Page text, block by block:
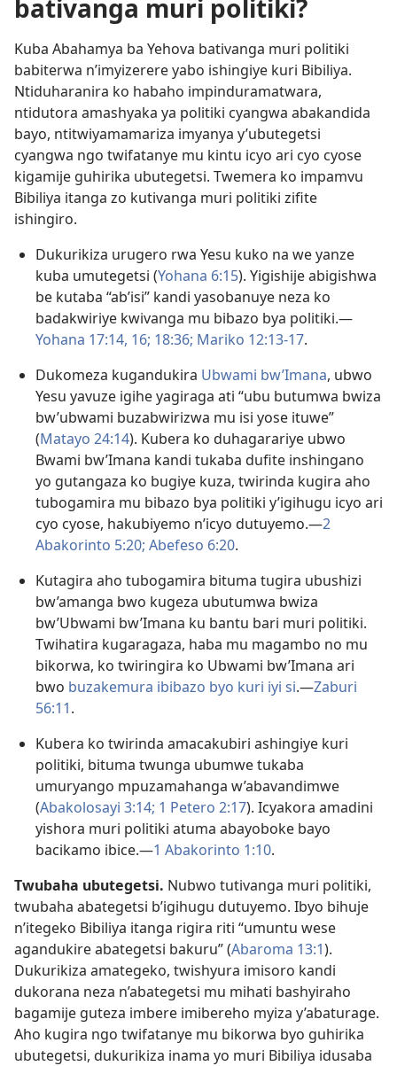
bativanga muri politiki?
Kuba Abahamya ba Yehova bativanga muri politiki
babiterwa n’imyizerere yabo ishingiye kuri Bibiliya.
Ntiduharanira ko habaho impinduramatwara,
ntidutora amashyaka ya politiki cyangwa abakandida
bayo, ntitwiyamamariza imyanya y’ubutegetsi
cyangwa ngo twifatanye mu kintu icyo ari cyo cyose
kigamije guhirika ubutegetsi. Twemera ko impamvu
Bibiliya itanga zo kutivanga muri politiki zifite
ishingiro.
Dukurikiza urugero rwa Yesu kuko na we yanze
kuba umutegetsi (Yohana 6:​15). Yigishije abigishwa
be kutaba “ab’isi” kandi yasobanuye neza ko
badakwiriye kwivanga mu bibazo bya politiki.​—
Yohana 17:14, 16; 18:36; Mariko 12:13-17.
Dukomeza kugandukira Ubwami bw’Imana, ubwo
Yesu yavuze igihe yagiraga ati “ubu butumwa bwiza
bw’ubwami buzabwirizwa mu isi yose ituwe”
(Matayo 24:14). Kubera ko duhagarariye ubwo
Bwami bw’Imana kandi tukaba dufite inshingano
yo gutangaza ko bugiye kuza, twirinda kugira aho
tubogamira mu bibazo bya politiki y’igihugu icyo ari
cyo cyose, hakubiyemo n’icyo dutuyemo.​—2
Abakorinto 5:20; Abefeso 6:20.
Kutagira aho tubogamira bituma tugira ubushizi
bw’amanga bwo kugeza ubutumwa bwiza
bw’Ubwami bw’Imana ku bantu bari muri politiki.
Twihatira kugaragaza, haba mu magambo no mu
bikorwa, ko twiringira ko Ubwami bw’Imana ari
bwo buzakemura ibibazo byo kuri iyi si.​—Zaburi
56:11.
Kubera ko twirinda amacakubiri ashingiye kuri
politiki, bituma twunga ubumwe tukaba
umuryango mpuzamahanga w’abavandimwe
(Abakolosayi 3:14; 1 Petero 2:17). Icyakora amadini
yishora muri politiki atuma abayoboke bayo
bacikamo ibice.​—1 Abakorinto 1:10.
Twubaha ubutegetsi. Nubwo tutivanga muri politiki,
twubaha abategetsi b’igihugu dutuyemo. Ibyo bihuje
n’itegeko Bibiliya itanga rigira riti “umuntu wese
agandukire abategetsi bakuru” (Abaroma 13:1).
Dukurikiza amategeko, twishyura imisoro kandi
dukorana neza n’abategetsi mu mihati bashyiraho
bagamije guteza imbere imibereho myiza y’abaturage.
Aho kugira ngo twifatanye mu bikorwa byo guhirika
ubutegetsi, dukurikiza inama yo muri Bibiliya idusaba